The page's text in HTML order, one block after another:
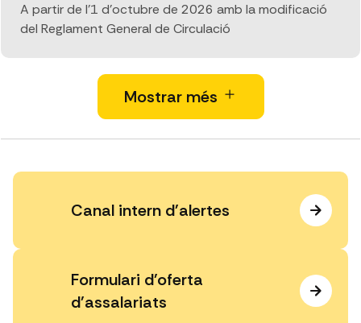
A partir de l’1 d'octubre de 2026 amb la modificació
del Reglament General de Circulació
Mostrar més
Canal intern d'alertes
Formulari d'oferta
d'assalariats